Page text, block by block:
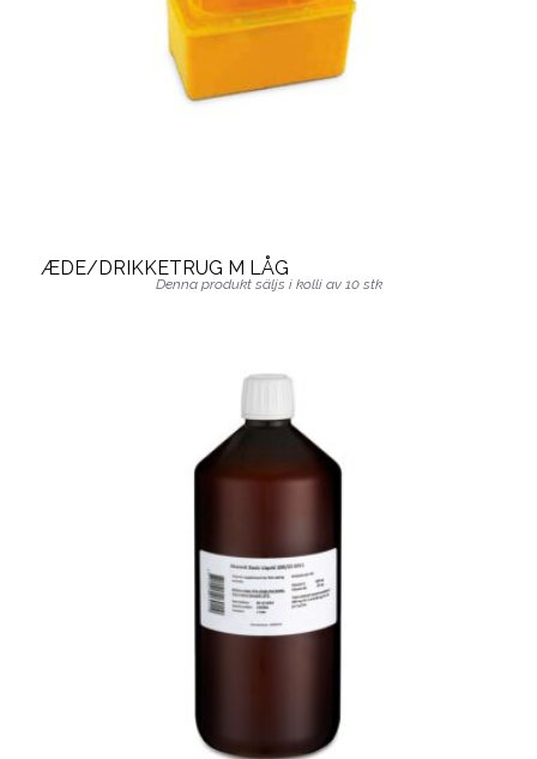
ÆDE/DRIKKETRUG M LÅG
Denna produkt säljs i kolli av 10 stk